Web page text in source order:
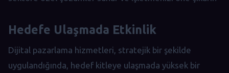
Hedefe Ulaşmada Etkinlik
Dijital pazarlama hizmetleri, stratejik bir şekilde
uygulandığında, hedef kitleye ulaşmada yüksek bir